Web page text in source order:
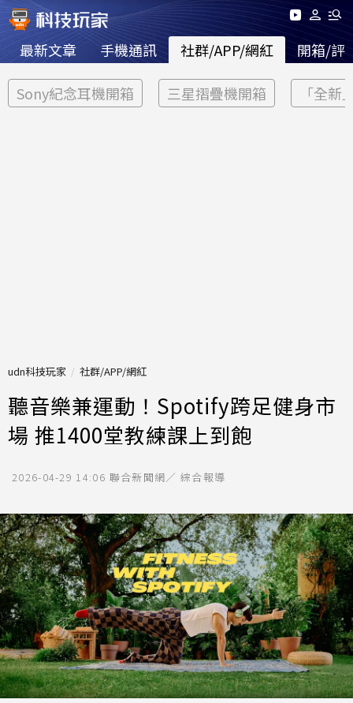
最新文章 手機通訊 社群/APP/網紅 開箱/評
Sony紀念耳機開箱 三星摺疊機開箱 「全新
udn科技玩家 社群/APP/網紅
聽音樂兼運動！Spotify跨足健身市
場 推1400堂教練課上到飽
2026-04-29 14:06 聯合新聞網／ 綜合報導